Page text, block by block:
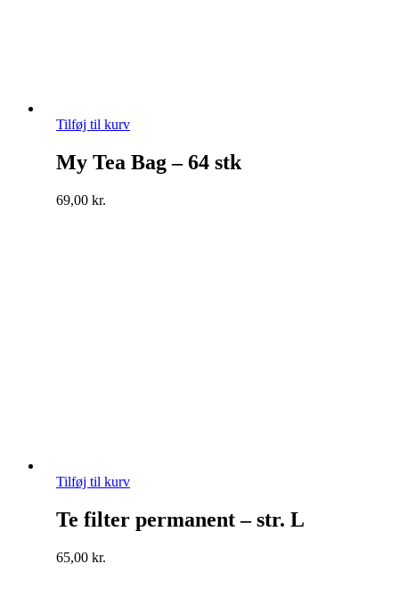
Tilføj til kurv
My Tea Bag – 64 stk
69,00 kr.
Tilføj til kurv
Te filter permanent – str. L
65,00 kr.